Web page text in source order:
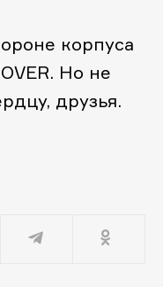
корпуса
Но не
друзья.